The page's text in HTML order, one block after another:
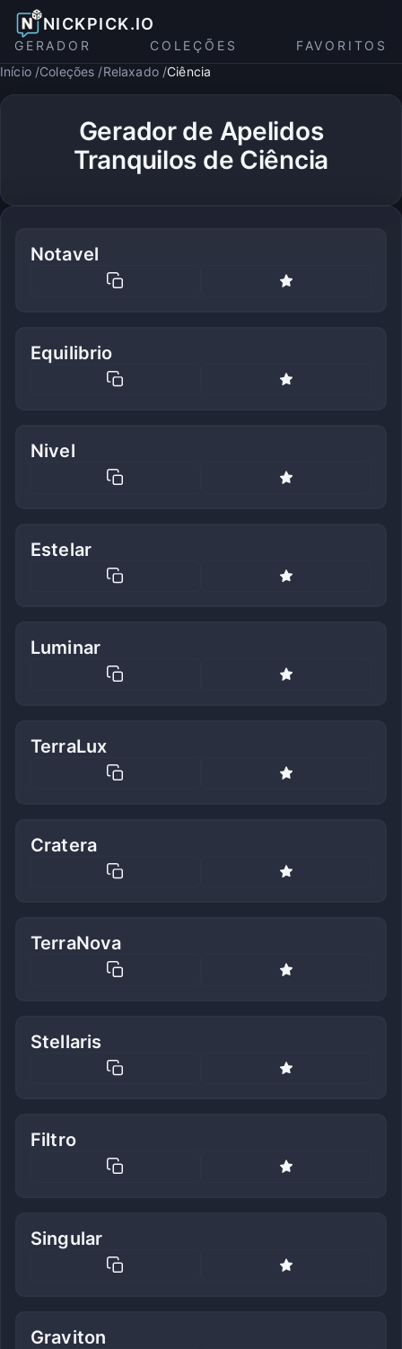
NICKPICK.IO
GERADOR COLEÇÕES
FAVORITOS
Início Coleções Relaxado Ciência
Gerador de Apelidos
Tranquilos de Ciência
Notavel
Equilibrio
Nivel
Estelar
Luminar
TerraLux
Cratera
TerraNova
Stellaris
Filtro
Singular
Graviton